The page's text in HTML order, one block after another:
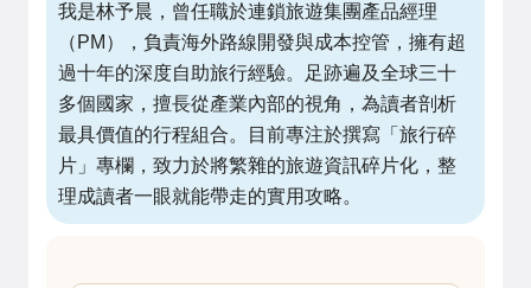
我是林予晨，曾任職於連鎖旅遊集團產品經理
（PM），負責海外路線開發與成本控管，擁有超
過十年的深度自助旅行經驗。足跡遍及全球三十
多個國家，擅長從產業內部的視角，為讀者剖析
最具價值的行程組合。目前專注於撰寫「旅行碎
片」專欄，致力於將繁雜的旅遊資訊碎片化，整
理成讀者一眼就能帶走的實用攻略。